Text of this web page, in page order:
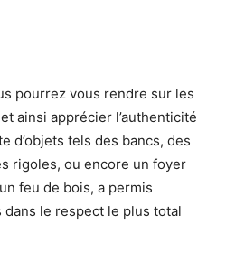
pourrez vous rendre sur les
ainsi apprécier l’authenticité
d’objets tels des bancs, des
rigoles, ou encore un foyer
feu de bois, a permis
dans le respect le plus total